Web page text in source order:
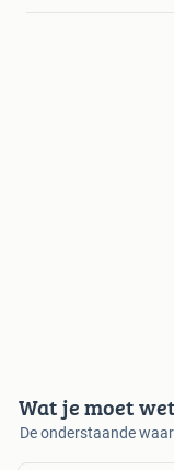
Wat je moet
De onderstaande